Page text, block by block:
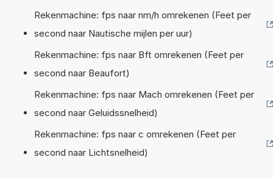
Rekenmachine: fps naar nm/h omrekenen (Feet per
second naar Nautische mijlen per uur)
Rekenmachine: fps naar Bft omrekenen (Feet per
second naar Beaufort)
Rekenmachine: fps naar Mach omrekenen (Feet per
second naar Geluidssnelheid)
Rekenmachine: fps naar c omrekenen (Feet per
second naar Lichtsnelheid)